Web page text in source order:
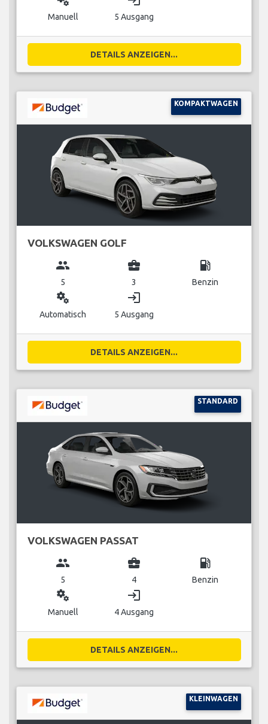
Manuell 5 Ausgang
DETAILS ANZEIGEN...
KOMPAKTWAGEN
VOLKSWAGEN GOLF
group
5
business_center
3
local_gas_station
Benzin
miscellaneous_services
Automatisch
login
5 Ausgang
DETAILS ANZEIGEN...
STANDARD
VOLKSWAGEN PASSAT
group
5
business_center
4
local_gas_station
Benzin
miscellaneous_services
Manuell
login
4 Ausgang
DETAILS ANZEIGEN...
KLEINWAGEN